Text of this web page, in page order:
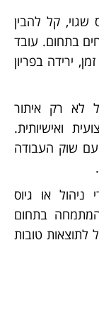
שגוי, קל להבין
בתחום. עובד
ירידה בפריון
לא רק איתור
ואישיותית.
עם שוק העבודה
ניהול או גיוס
בתחום
לתוצאות טובות